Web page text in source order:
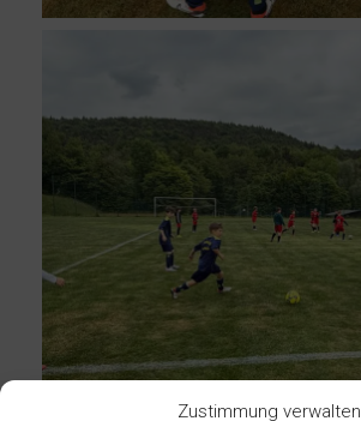
Zustimmung verwalten